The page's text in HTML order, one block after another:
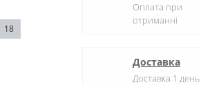
18
Оплата при
отриманні
Доставка
Доставка 1 день